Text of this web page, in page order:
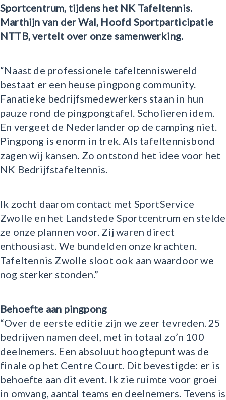
Sportcentrum, tijdens het NK Tafeltennis.
Marthijn van der Wal, Hoofd Sportparticipatie
NTTB, vertelt over onze samenwerking.
“Naast de professionele tafeltenniswereld
bestaat er een heuse pingpong community.
Fanatieke bedrijfsmedewerkers staan in hun
pauze rond de pingpongtafel. Scholieren idem.
En vergeet de Nederlander op de camping niet.
Pingpong is enorm in trek. Als tafeltennisbond
zagen wij kansen. Zo ontstond het idee voor het
NK Bedrijfstafeltennis.
Ik zocht daarom contact met SportService
Zwolle en het Landstede Sportcentrum en stelde
ze onze plannen voor. Zij waren direct
enthousiast. We bundelden onze krachten.
Tafeltennis Zwolle sloot ook aan waardoor we
nog sterker stonden.”
Behoefte aan pingpong
“Over de eerste editie zijn we zeer tevreden. 25
bedrijven namen deel, met in totaal zo’n 100
deelnemers. Een absoluut hoogtepunt was de
finale op het Centre Court. Dit bevestigde: er is
behoefte aan dit event. Ik zie ruimte voor groei
in omvang, aantal teams en deelnemers. Tevens is